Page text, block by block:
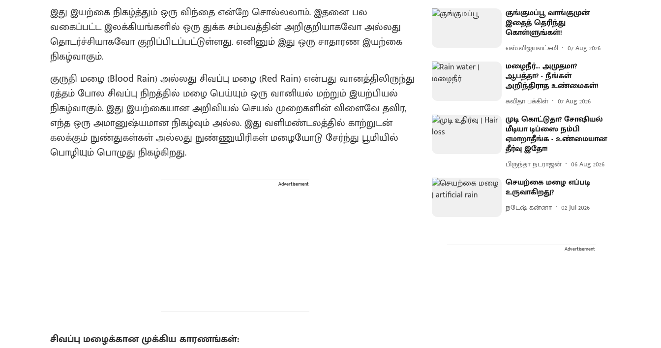
இது இயற்கை நிகழ்த்தும் ஒரு விந்தை என்றே சொல்லலாம். இதனை பல
வகைப்பட்ட இலக்கியங்களில் ஒரு துக்க சம்பவத்தின் அறிகுறியாகவோ அல்லது
தொடர்ச்சியாகவோ குறிப்பிடப்பட்டுள்ளது. எனினும் இது ஒரு சாதாரண இயற்கை
நிகழ்வாகும்.
குருதி மழை (Blood Rain) அல்லது சிவப்பு மழை (Red Rain) என்பது வானத்திலிருந்து
ரத்தம் போல சிவப்பு நிறத்தில் மழை பெய்யும் ஒரு வானியல் மற்றும் இயற்பியல்
நிகழ்வாகும். இது இயற்கையான அறிவியல் செயல் முறைகளின் விளைவே தவிர,
எந்த ஒரு அமானுஷ்யமான நிகழ்வும் அல்ல. இது வளிமண்டலத்தில் காற்றுடன்
கலக்கும் நுண்துகள்கள் அல்லது நுண்ணுயிரிகள் மழையோடு சேர்ந்து பூமியில்
பொழியும் பொழுது நிகழ்கிறது.
Advertisement
சிவப்பு மழைக்கான முக்கிய காரணங்கள்:
குங்குமப்பூ வாங்குமுன்
இதைத் தெரிந்து
கொள்ளுங்கள்!
எஸ்.விஜயலட்சுமி 07 Aug 2026
மழைநீர்... அமுதமா?
ஆபத்தா? - நீங்கள்
அறிந்திராத உண்மைகள்!
கவிதா பக்கிள் 07 Aug 2026
முடி கொட்டுதா? சோஷியல்
மீடியா டிப்ஸை நம்பி
ஏமாறாதீங்க - உண்மையான
தீர்வு இதோ!
பிருந்தா நடராஜன் 06 Aug 2026
செயற்கை மழை எப்படி
உருவாகிறது?
நடேஷ் கன்னா 02 Jul 2026
Advertisement